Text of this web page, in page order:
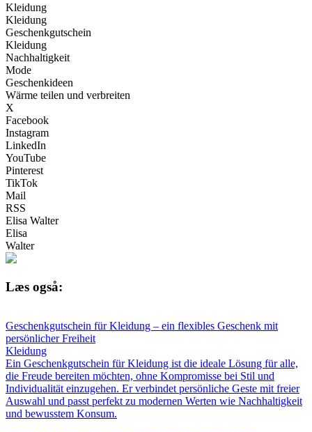
Kleidung
Kleidung
Geschenkgutschein
Kleidung
Nachhaltigkeit
Mode
Geschenkideen
Wärme teilen und verbreiten
X
Facebook
Instagram
LinkedIn
YouTube
Pinterest
TikTok
Mail
RSS
Elisa Walter
Elisa
Walter
Læs også:
Geschenkgutschein für Kleidung – ein flexibles Geschenk mit
persönlicher Freiheit
Kleidung
Ein Geschenkgutschein für Kleidung ist die ideale Lösung für alle,
die Freude bereiten möchten, ohne Kompromisse bei Stil und
Individualität einzugehen. Er verbindet persönliche Geste mit freier
Auswahl und passt perfekt zu modernen Werten wie Nachhaltigkeit
und bewusstem Konsum.